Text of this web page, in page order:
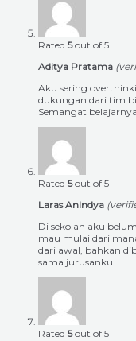
Rated 5out of 5
Aditya Pratama
Aku sering
dukungan dari tim
Semangat
Rated 5out of 5
Laras Anindya
Di sekolah aku
mau mulai dari
dari awal, bahkan
sama jurusanku.
Rated 5out of 5